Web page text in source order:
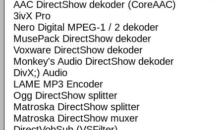
AAC DirectShow dekoder (CoreAAC)
3ivX Pro
Nero Digital MPEG-1 / 2 dekoder
MusePack DirectShow dekoder
Voxware DirectShow dekoder
Monkey's Audio DirectShow dekoder
DivX;) Audio
LAME MP3 Encoder
Ogg DirectShow splitter
Matroska DirectShow splitter
Matroska DirectShow muxer